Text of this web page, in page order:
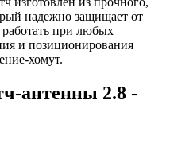
надежно защищает от
при любых
и позиционирования
хомут.
антенны 2.8 -